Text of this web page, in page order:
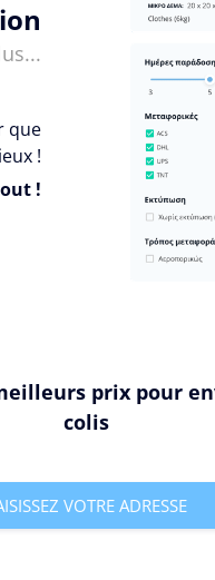
que
!
!
prix pour
colis
VOTRE ADRESSE